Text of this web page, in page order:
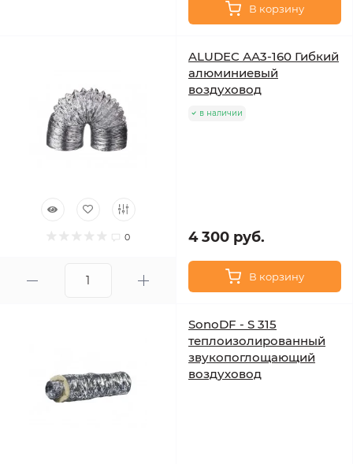
В корзину
0
ALUDEC АА3-160 Гибкий
алюминиевый
воздуховод
в наличии
4 300 руб.
В корзину
SonoDF - S 315
теплоизолированный
звукопоглощающий
воздуховод